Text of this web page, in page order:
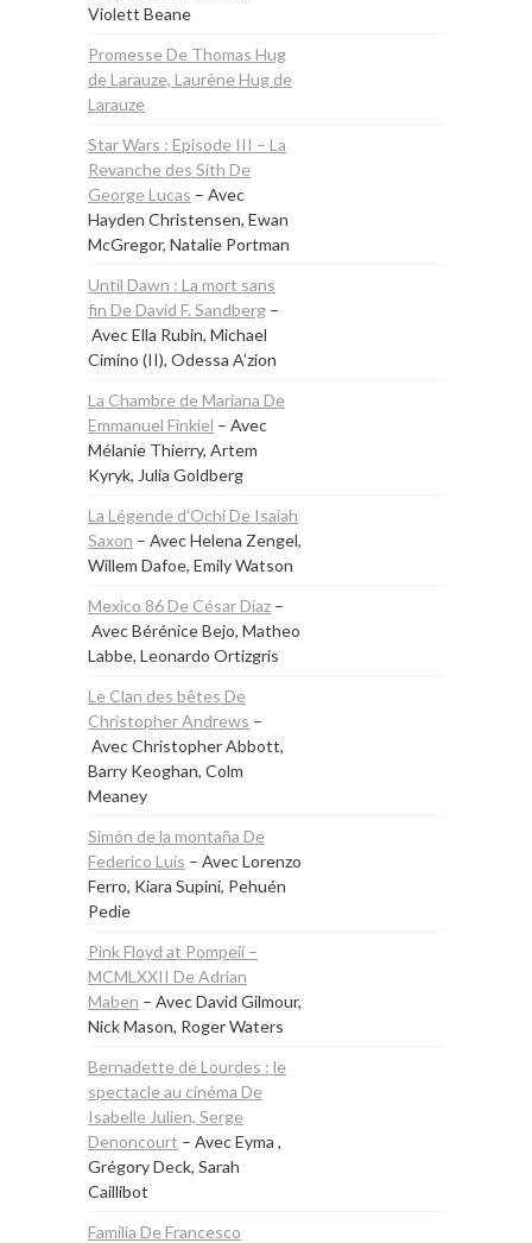
Violett Beane
Promesse De Thomas Hug
de Larauze, Laurène Hug de
Larauze
Star Wars : Episode III – La
Revanche des Sith De
George Lucas – Avec
Hayden Christensen, Ewan
McGregor, Natalie Portman
Until Dawn : La mort sans
fin De David F. Sandberg –
Avec Ella Rubin, Michael
Cimino (II), Odessa A’zion
La Chambre de Mariana De
Emmanuel Finkiel – Avec
Mélanie Thierry, Artem
Kyryk, Julia Goldberg
La Légende d’Ochi De Isaiah
Saxon – Avec Helena Zengel,
Willem Dafoe, Emily Watson
Mexico 86 De César Díaz –
Avec Bérénice Bejo, Matheo
Labbe, Leonardo Ortizgris
Le Clan des bêtes De
Christopher Andrews –
Avec Christopher Abbott,
Barry Keoghan, Colm
Meaney
Simón de la montaña De
Federico Luis – Avec Lorenzo
Ferro, Kiara Supini, Pehuén
Pedie
Pink Floyd at Pompeii –
MCMLXXII De Adrian
Maben – Avec David Gilmour,
Nick Mason, Roger Waters
Bernadette de Lourdes : le
spectacle au cinéma De
Isabelle Julien, Serge
Denoncourt – Avec Eyma ,
Grégory Deck, Sarah
Caillibot
Familia De Francesco